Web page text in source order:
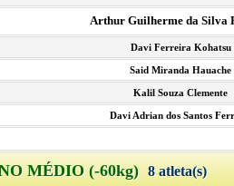
Arthur Guilherme da Silva
Davi Ferreira Kohatsu
Said Miranda Hauache
Kalil Souza Clemente
Davi Adrian dos Santos
MÉDIO (-60kg)8 atleta(s)